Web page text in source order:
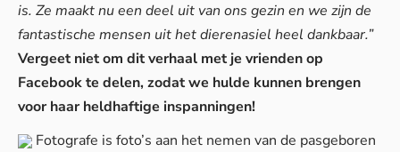
is. Ze maakt nu een deel uit van ons gezin en we zijn de
fantastische mensen uit het dierenasiel heel dankbaar.”
Vergeet niet om dit verhaal met je vrienden op
Facebook te delen, zodat we hulde kunnen brengen
voor haar heldhaftige inspanningen!
Fotografe is foto’s aan het nemen van de pasgeboren